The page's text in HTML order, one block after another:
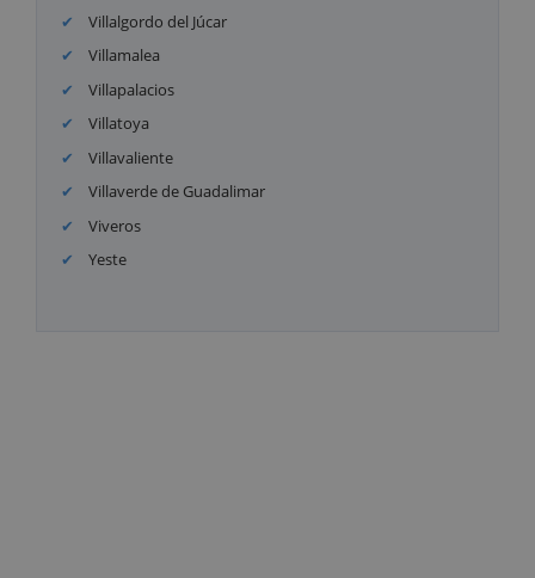
Villalgordo del Júcar
Villamalea
Villapalacios
Villatoya
Villavaliente
Villaverde de Guadalimar
Viveros
Yeste